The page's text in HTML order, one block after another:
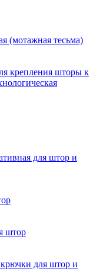
(мотажная тесьма)
крепления шторы к
для штор и
штор
для штор и